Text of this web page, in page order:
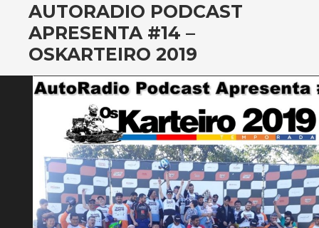
AUTORADIO PODCAST
APRESENTA #14 –
OSKARTEIRO 2019